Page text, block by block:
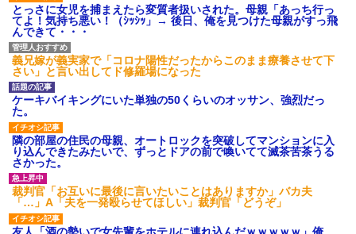
【悲報】佐藤輝明・・・２軍
でも盛大にやらかす←あまり悲
しませないでくれ
とっさに女児を捕まえたら変質者扱いされた。母親「あっち行っ
てよ！気持ち悪い！（ｼｯｼｯ」→ 後日、俺を見つけた母親がすっ飛
んできて・・・
義兄嫁が義実家で「コロナ陽性だったからこのまま療養させて下
さい」と言い出してド修羅場になった
ケーキバイキングにいた単独の50くらいのオッサン、強烈だっ
た。
隣の部屋の住民の母親、オートロックを突破してマンションに入
り込んできたみたいで、ずっとドアの前で喚いてて滅茶苦茶うる
さかった。
裁判官「お互いに最後に言いたいことはありますか」バカ夫
「…」A「夫を一発殴らせてほしい」裁判官「どうぞ」
友人「酒の勢いで女先輩をホテルに連れ込んだｗｗｗｗｗ」俺